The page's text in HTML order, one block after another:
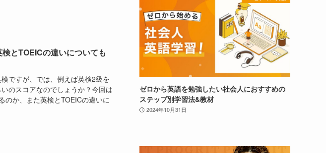
とTOEICの違いについても
ですが、では、例えば英検2級を
のスコアなのでしょうか？今回は
のか、また英検とTOEICの違いに
ゼロから英語を勉強したい社会人におすすめの
ステップ別学習法&教材
2024年10月31日